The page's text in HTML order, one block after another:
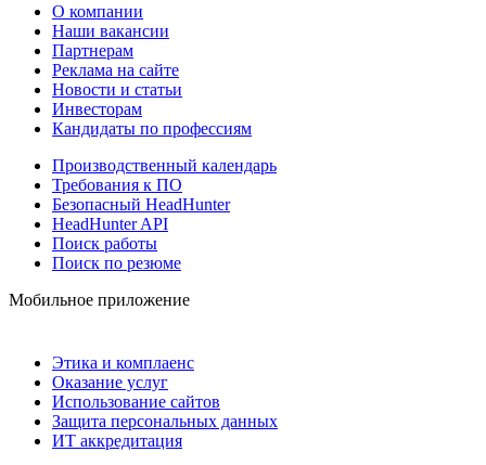
О компании
Наши вакансии
Партнерам
Реклама на сайте
Новости и статьи
Инвесторам
Кандидаты по профессиям
Производственный календарь
Требования к ПО
Безопасный HeadHunter
HeadHunter API
Поиск работы
Поиск по резюме
Мобильное приложение
Этика и комплаенс
Оказание услуг
Использование сайтов
Защита персональных данных
ИТ аккредитация